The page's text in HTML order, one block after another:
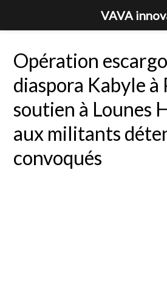
Opération
diaspora Kabyle à
soutien à Lounes
aux militants
convoqués
VAVA